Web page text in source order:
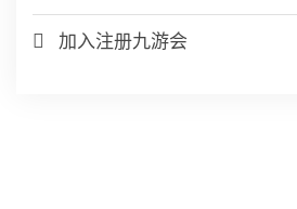
加入注册九游会